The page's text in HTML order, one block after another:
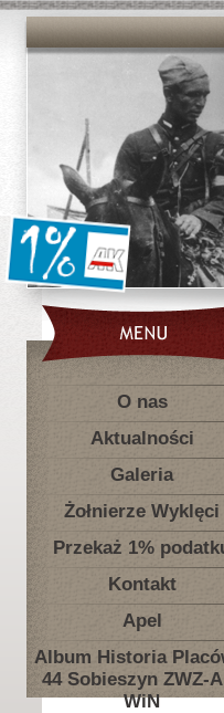
O nas
Aktualności
Galeria
Żołnierze Wyklęci
Przekaż 1%
Kontakt
Apel
Album Historia
44 Sobieszyn ZWZ-
WiN